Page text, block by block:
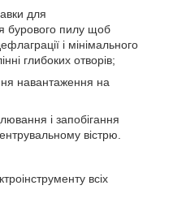
для
бурового пилу щоб
і мінімального
глибоких отворів;
навантаження на
і запобігання
вістрю.
всіх